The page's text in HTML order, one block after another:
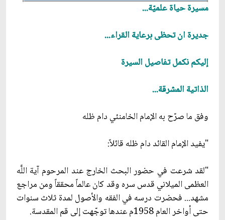
مسيرة حياة علميّة...
جديرة ان تحظى برعاية القراء...
إليكم نكمل تفاصيل السيرة
الذاتية المشرقة...
وفق ما صرّح به الإمام الخامنئي دام ظله
"يفيد الإمام القائد دام ظله قائلاً:
"لقد شرعت في حضور البحث الخارج عند المرحوم آية اللَّه
العظمى الميلاني قدس سره وقد كان عالماً محققاً ومن مراجع
مشهد... فحضرت درسه في الفقه والأصول لمدة ثلاث سنوات
حتى أواخر العام 1958م عندها توجّهت إلى قم المقدسة.